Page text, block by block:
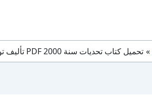
تحميل كتاب تحديات سنة 2000 PDF تأليف توفيق الحكيم كامل مجانا